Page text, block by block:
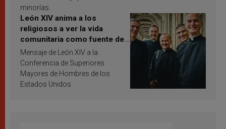
minorías.
León XIV anima a los
religiosos a ver la vida
comunitaria como fuente de
inspiración y santificación
Mensaje de León XIV a la
Conferencia de Superiores
Mayores de Hombres de los
Estados Unidos